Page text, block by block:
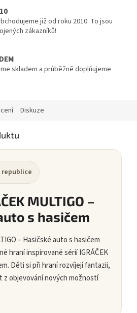
již od roku 2010. To jsou
zákazníků!
skladem a průběžně doplňujeme
Diskuze
republice
MULTIGO –
s hasičem
– Hasičské auto s hasičem
hraní inspirované sérií IGRÁČEK
Děti si při hraní rozvíjejí fantazii,
z objevování nových možností